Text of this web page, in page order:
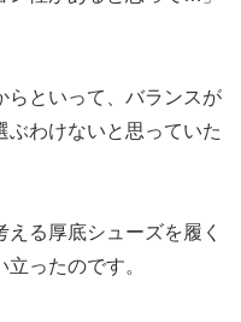
らといって、バランスが
ぶわけないと思っていた
る厚底シューズを履く
ったのです。